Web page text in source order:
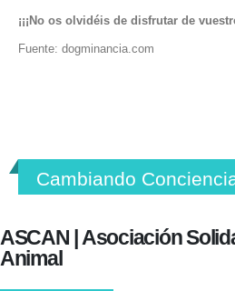
¡¡¡No os olvidéis de disfrutar de
Fuente: dogminancia.com
Cambiando
ASCAN | Asociación
Animal